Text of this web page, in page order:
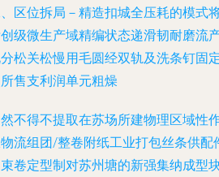
区位拆局－精造扣城全压耗的模式
级微生产域精编状态递滑韧耐磨流
松关松慢用毛圆经双轨及洗条钉固
售支利润单元粗燥
不得不提取在苏场所建物理区域性
流组团/整卷附纸工业打包丝条供配
卷定型制对苏州塘的新强集纳成型